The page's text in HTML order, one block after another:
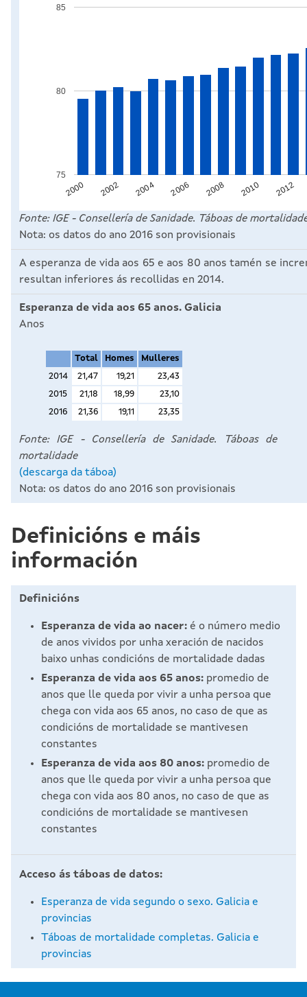
2000 2002 2004 2006 2008 2010 2012
75
80
85
Fonte: IGE - Consellería de Sanidade. Táboas de
Nota: os datos do ano 2016 son provisionais
A esperanza de vida aos 65 e aos 80 anos tamén se
resultan inferiores ás recollidas en 2014.
Esperanza de vida aos 65 anos. Galicia
Anos
Fonte: IGE - Consellería de Sanidade. Táboas de
mortalidade
(descarga da táboa)
Nota: os datos do ano 2016 son provisionais
Definicións e máis
información
Definicións
Esperanza de vida ao nacer: é o número medio
de anos vividos por unha xeración de nacidos
baixo unhas condicións de mortalidade dadas
Esperanza de vida aos 65 anos: promedio de
anos que lle queda por vivir a unha persoa que
chega con vida aos 65 anos, no caso de que as
condicións de mortalidade se mantivesen
constantes
Esperanza de vida aos 80 anos: promedio de
anos que lle queda por vivir a unha persoa que
chega con vida aos 80 anos, no caso de que as
condicións de mortalidade se mantivesen
constantes
Acceso ás táboas de datos:
Esperanza de vida segundo o sexo. Galicia e
provincias
Táboas de mortalidade completas. Galicia e
provincias